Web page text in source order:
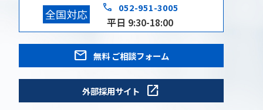
全国対応 phone 052-951-3005
平日 9:30-18:00
mail 無料 ご相談フォーム
外部採用サイト open_in_new